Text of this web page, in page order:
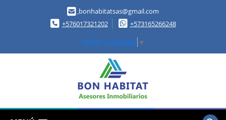
bonhabitatsas@gmail.com
+576017321202
+573165266248
Select Language ▼